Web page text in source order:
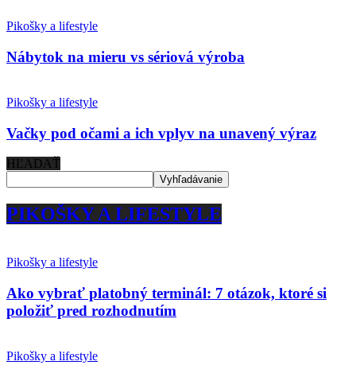
Pikošky a lifestyle
Nábytok na mieru vs sériová výroba
Pikošky a lifestyle
Vačky pod očami a ich vplyv na unavený výraz
HĽADAŤ
PIKOŠKY A LIFESTYLE
Pikošky a lifestyle
Ako vybrať platobný terminál: 7 otázok, ktoré si
položiť pred rozhodnutím
Pikošky a lifestyle